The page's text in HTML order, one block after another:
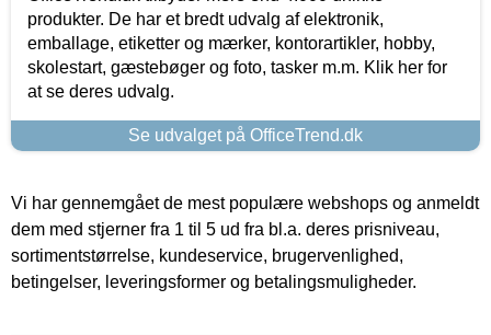
produkter. De har et bredt udvalg af elektronik,
emballage, etiketter og mærker, kontorartikler, hobby,
skolestart, gæstebøger og foto, tasker m.m. Klik her for
at se deres udvalg.
Se udvalget på OfficeTrend.dk
Vi har gennemgået de mest populære webshops og anmeldt
dem med stjerner fra 1 til 5 ud fra bl.a. deres prisniveau,
sortimentstørrelse, kundeservice, brugervenlighed,
betingelser, leveringsformer og betalingsmuligheder.